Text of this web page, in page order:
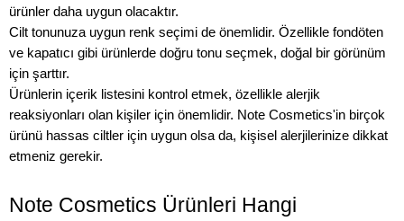
ürünler daha uygun olacaktır.
Cilt tonunuza uygun renk seçimi de önemlidir. Özellikle fondöten
ve kapatıcı gibi ürünlerde doğru tonu seçmek, doğal bir görünüm
için şarttır.
Ürünlerin içerik listesini kontrol etmek, özellikle alerjik
reaksiyonları olan kişiler için önemlidir. Note Cosmetics'in birçok
ürünü hassas ciltler için uygun olsa da, kişisel alerjilerinize dikkat
etmeniz gerekir.
Note Cosmetics Ürünleri Hangi